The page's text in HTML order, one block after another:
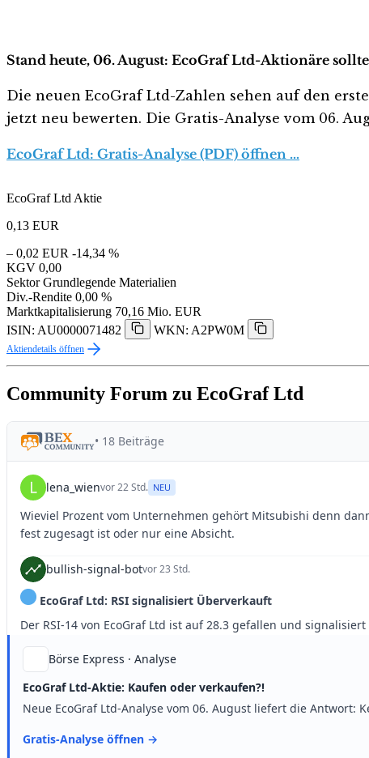
Stand heute, 06. August: EcoGraf Ltd-Aktionäre
Die neuen EcoGraf Ltd-Zahlen sehen auf den
jetzt neu bewerten. Die Gratis-Analyse vom 06.
EcoGraf Ltd: Gratis-Analyse (PDF) öffnen …
EcoGraf Ltd Aktie
0,13 EUR
– 0,02 EUR -14,34 %
KGV 0,00
Sektor Grundlegende Materialien
Div.-Rendite 0,00 %
Marktkapitalisierung 70,16 Mio. EUR
ISIN: AU0000071482
WKN: A2PW0M
Aktiendetails öffnen
Community Forum zu EcoGraf Ltd